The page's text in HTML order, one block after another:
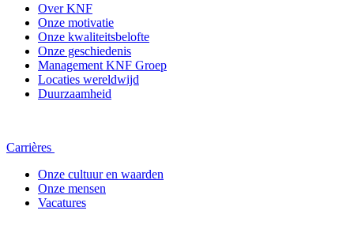
Over KNF
Onze motivatie
Onze kwaliteitsbelofte
Onze geschiedenis
Management KNF Groep
Locaties wereldwijd
Duurzaamheid
Carrières
Onze cultuur en waarden
Onze mensen
Vacatures